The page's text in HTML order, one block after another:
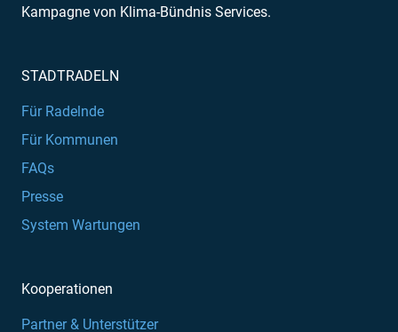
Kampagne von Klima-Bündnis Services.
STADTRADELN
Für Radelnde
Für Kommunen
FAQs
Presse
System Wartungen
Kooperationen
Partner & Unterstützer